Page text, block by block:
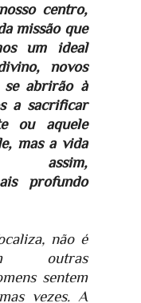
centro,
missão que
um ideal
novos
se abrirão à
a sacrificar
ou aquele
mas a vida
assim,
profundo
não é
outras
sentem
vezes. A